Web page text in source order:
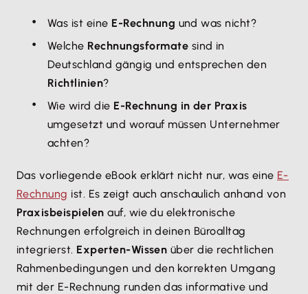
Was ist eine E-Rechnung und was nicht?
Welche Rechnungsformate sind in
Deutschland gängig und entsprechen den
Richtlinien?
Wie wird die E-Rechnung in der Praxis
umgesetzt und worauf müssen Unternehmer
achten?
Das vorliegende eBook erklärt nicht nur, was eine E-
Rechnung ist. Es zeigt auch anschaulich anhand von
Praxisbeispielen auf, wie du elektronische
Rechnungen erfolgreich in deinen Büroalltag
integrierst. Experten-Wissen über die rechtlichen
Rahmenbedingungen und den korrekten Umgang
mit der E-Rechnung runden das informative und